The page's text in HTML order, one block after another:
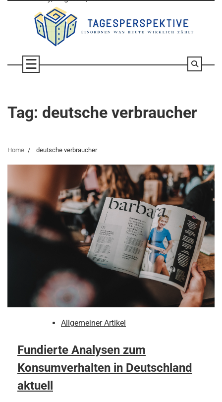
Tag: deutsche verbraucher
Home deutsche verbraucher
Allgemeiner Artikel
Fundierte Analysen zum
Konsumverhalten in Deutschland
aktuell